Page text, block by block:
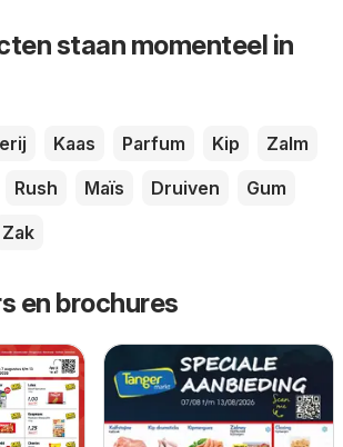
staan momenteel in
Kaas Parfum Kip
Zalm
Rush Maïs Druiven
Gum
Zak
en brochures